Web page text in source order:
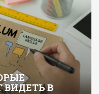
ВИДЕТЬ В